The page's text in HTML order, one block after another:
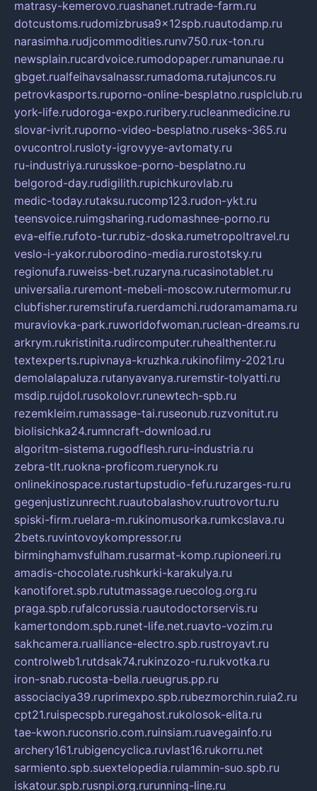
matrasy-kemerovo.ruashanet.rutrade-farm.ru
dotcustoms.rudomizbrusa9x12spb.ruautodamp.ru
narasimha.rudjcommodities.runv750.rux-ton.ru
newsplain.rucardvoice.rumodopaper.rumanunae.ru
gbget.rualfeihavsalnassr.rumadoma.rutajuncos.ru
petrovkasports.ruporno-online-besplatno.rusplclub.ru
york-life.rudoroga-expo.ruribery.rucleanmedicine.ru
slovar-ivrit.ruporno-video-besplatno.ruseks-365.ru
ovucontrol.rusloty-igrovyye-avtomaty.ru
ru-industriya.rurusskoe-porno-besplatno.ru
belgorod-day.rudigilith.rupichkurovlab.ru
medic-today.rutaksu.rucomp123.rudon-ykt.ru
teensvoice.ruimgsharing.rudomashnee-porno.ru
eva-elfie.rufoto-tur.rubiz-doska.rumetropoltravel.ru
veslo-i-yakor.ruborodino-media.rurostotsky.ru
regionufa.ruweiss-bet.ruzaryna.rucasinotablet.ru
universalia.ruremont-mebeli-moscow.rutermomur.ru
clubfisher.ruremstirufa.ruerdamchi.rudoramamama.ru
muraviovka-park.ruworldofwoman.ruclean-dreams.ru
arkrym.rukristinita.rudircomputer.ruhealthenter.ru
textexperts.rupivnaya-kruzhka.rukinofilmy-2021.ru
demolalapaluza.rutanyavanya.ruremstir-tolyatti.ru
msdip.rujdol.rusokolovr.runewtech-spb.ru
rezemkleim.rumassage-tai.ruseonub.ruzvonitut.ru
biolisichka24.rumncraft-download.ru
algoritm-sistema.rugodflesh.ruru-industria.ru
zebra-tlt.ruokna-proficom.ruerynok.ru
onlinekinospace.rustartupstudio-fefu.ruzarges-ru.ru
gegenjustizunrecht.ruautobalashov.ruutrovortu.ru
spiski-firm.ruelara-m.rukinomusorka.rumkcslava.ru
2bets.ruvintovoykompressor.ru
birminghamvsfulham.rusarmat-komp.rupioneeri.ru
amadis-chocolate.rushkurki-karakulya.ru
kanotiforet.spb.rututmassage.ruecolog.org.ru
praga.spb.rufalcorussia.ruautodoctorservis.ru
kamertondom.spb.runet-life.net.ruavto-vozim.ru
sakhcamera.rualliance-electro.spb.rustroyavt.ru
controlweb1.rutdsak74.rukinzozo-ru.rukvotka.ru
iron-snab.rucosta-bella.rueugrus.pp.ru
associaciya39.ruprimexpo.spb.rubezmorchin.ruia2.ru
cpt21.ruispecspb.ruregahost.rukolosok-elita.ru
tae-kwon.ruconsrio.com.ruinsiam.ruavegainfo.ru
archery161.rubigencyclica.ruvlast16.rukorru.net
sarmiento.spb.suextelopedia.rulammin-suo.spb.ru
iskatour.spb.rusnpi.org.rurunning-line.ru